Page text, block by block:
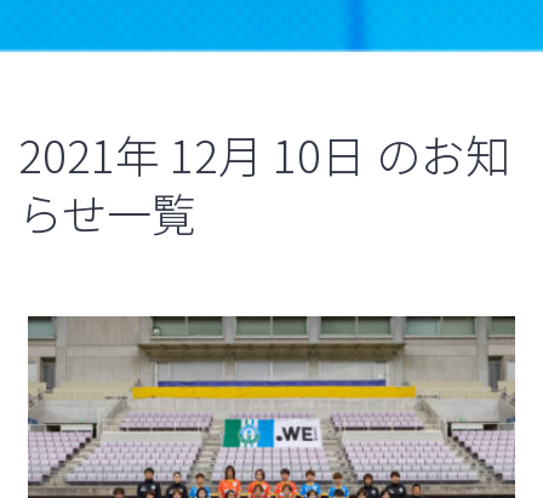
2021年 12月 10日 のお知
らせ一覧